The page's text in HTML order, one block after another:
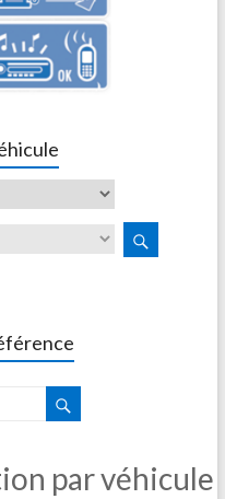
par véhicule